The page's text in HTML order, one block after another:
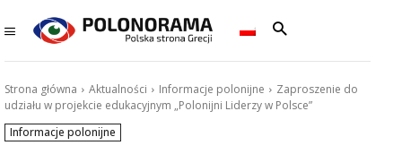
Strona główna Aktualności Informacje polonijne
Zaproszenie do
udziału w projekcie edukacyjnym „Polonijni Liderzy w Polsce”
Informacje polonijne